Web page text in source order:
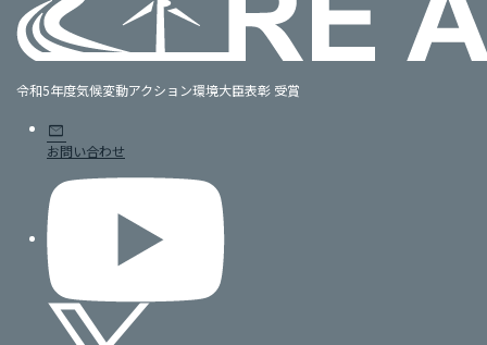
令和5年度気候変動アクション環境大臣表彰 受賞
mail
お問い合わせ